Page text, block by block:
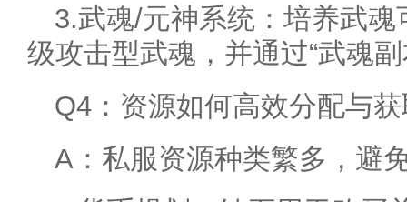
3.武魂/元神系统：培养武
级攻击型武魂，并通过“武魂
Q4：资源如何高效分配与
A：私服资源种类繁多，避